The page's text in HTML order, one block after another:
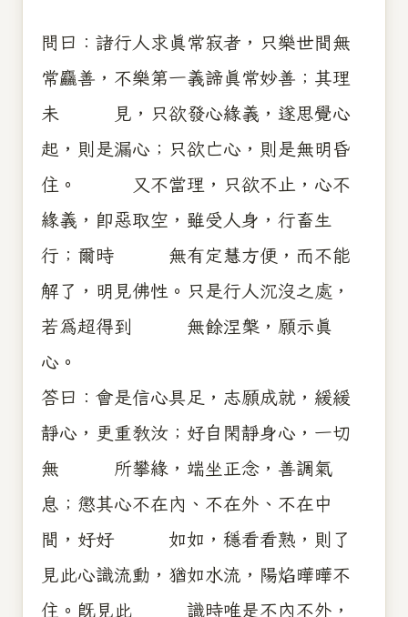
問曰：諸行人求真常寂者，只樂世間無
常麤善，不樂第一義諦真常妙善；其理
未 見，只欲發心緣義，遂思覺心
起，則是漏心；只欲亡心，則是無明昏
住。 又不當理，只欲不止，心不
緣義，即惡取空，雖受人身，行畜生
行；爾時 無有定慧方便，而不能
解了，明見佛性。只是行人沉沒之處，
若為超得到 無餘涅槃，願示真
心。
答曰：會是信心具足，志願成就，緩緩
靜心，更重教汝；好自閑靜身心，一切
無 所攀緣，端坐正念，善調氣
息；懲其心不在內、不在外、不在中
間，好好 如如，穩看看熟，則了
見此心識流動，猶如水流，陽焰曄曄不
住。既見此 識時唯是不內不外，